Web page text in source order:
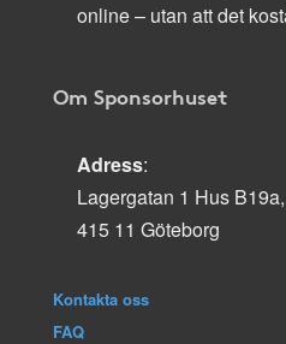
online – utan att det
Om Sponsorhuset
Adress:
Lagergatan 1 Hus
415 11 Göteborg
Kontakta oss
FAQ